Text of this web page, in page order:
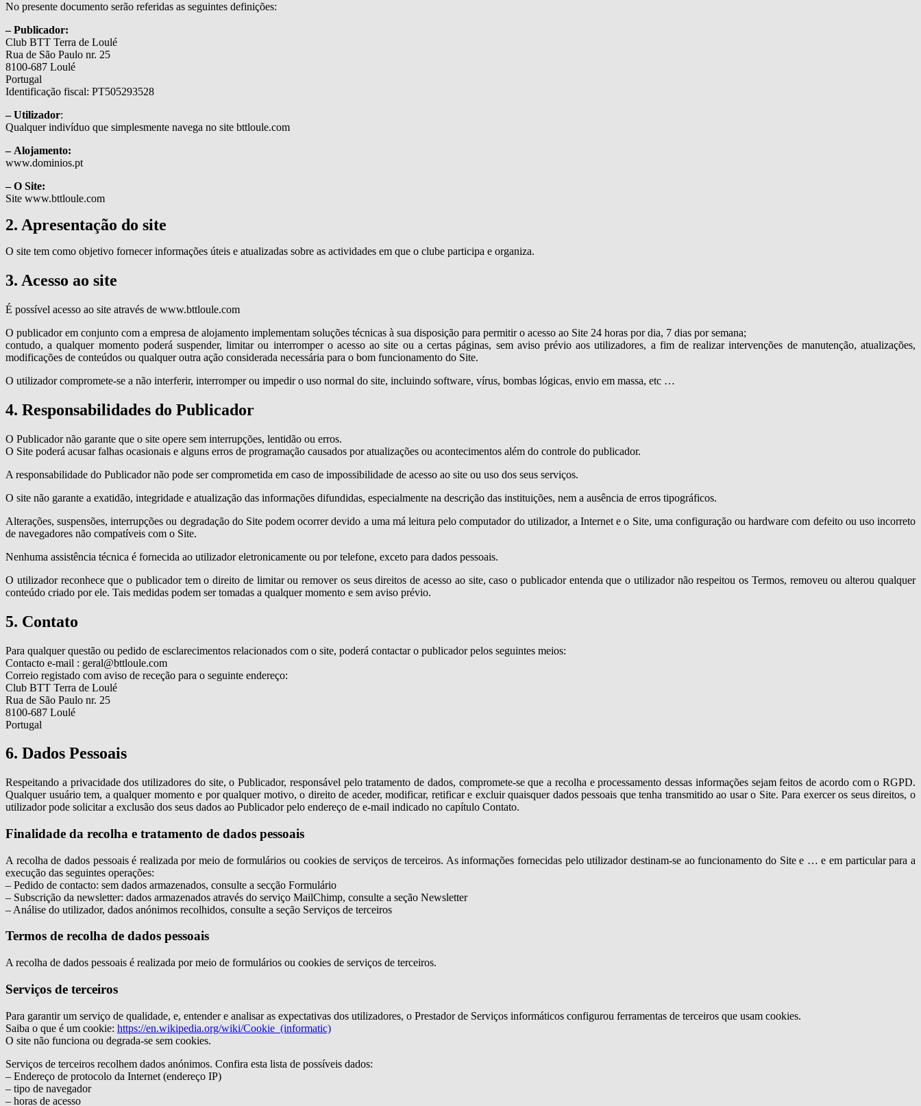
No presente documento serão referidas as seguintes definições:
– Publicador:
Club BTT Terra de Loulé
Rua de São Paulo nr. 25
8100-687 Loulé
Portugal
Identificação fiscal: PT505293528
– Utilizador:
Qualquer indivíduo que simplesmente navega no site bttloule.com
– Alojamento:
www.dominios.pt
– O Site:
Site www.bttloule.com
2. Apresentação do site
O site tem como objetivo fornecer informações úteis e atualizadas sobre as actividades em que o clube participa e organiza.
3. Acesso ao site
É possível acesso ao site através de www.bttloule.com
O publicador em conjunto com a empresa de alojamento implementam soluções técnicas à sua disposição para permitir o acesso ao Site 24 horas por dia, 7 dias por semana;
contudo, a qualquer momento poderá suspender, limitar ou interromper o acesso ao site ou a certas páginas, sem aviso prévio aos utilizadores, a fim de realizar intervenções de manutenção, atualizações,
modificações de conteúdos ou qualquer outra ação considerada necessária para o bom funcionamento do Site.
O utilizador compromete-se a não interferir, interromper ou impedir o uso normal do site, incluindo software, vírus, bombas lógicas, envio em massa, etc …
4. Responsabilidades do Publicador
O Publicador não garante que o site opere sem interrupções, lentidão ou erros.
O Site poderá acusar falhas ocasionais e alguns erros de programação causados por atualizações ou acontecimentos além do controle do publicador.
A responsabilidade do Publicador não pode ser comprometida em caso de impossibilidade de acesso ao site ou uso dos seus serviços.
O site não garante a exatidão, integridade e atualização das informações difundidas, especialmente na descrição das instituições, nem a ausência de erros tipográficos.
Alterações, suspensões, interrupções ou degradação do Site podem ocorrer devido a uma má leitura pelo computador do utilizador, a Internet e o Site, uma configuração ou hardware com defeito ou uso incorreto
de navegadores não compatíveis com o Site.
Nenhuma assistência técnica é fornecida ao utilizador eletronicamente ou por telefone, exceto para dados pessoais.
O utilizador reconhece que o publicador tem o direito de limitar ou remover os seus direitos de acesso ao site, caso o publicador entenda que o utilizador não respeitou os Termos, removeu ou alterou qualquer
conteúdo criado por ele. Tais medidas podem ser tomadas a qualquer momento e sem aviso prévio.
5. Contato
Para qualquer questão ou pedido de esclarecimentos relacionados com o site, poderá contactar o publicador pelos seguintes meios:
Contacto e-mail : geral@bttloule.com
Correio registado com aviso de receção para o seguinte endereço:
Club BTT Terra de Loulé
Rua de São Paulo nr. 25
8100-687 Loulé
Portugal
6. Dados Pessoais
Respeitando a privacidade dos utilizadores do site, o Publicador, responsável pelo tratamento de dados, compromete-se que a recolha e processamento dessas informações sejam feitos de acordo com o RGPD.
Qualquer usuário tem, a qualquer momento e por qualquer motivo, o direito de aceder, modificar, retificar e excluir quaisquer dados pessoais que tenha transmitido ao usar o Site. Para exercer os seus direitos, o
utilizador pode solicitar a exclusão dos seus dados ao Publicador pelo endereço de e-mail indicado no capítulo Contato.
Finalidade da recolha e tratamento de dados pessoais
A recolha de dados pessoais é realizada por meio de formulários ou cookies de serviços de terceiros. As informações fornecidas pelo utilizador destinam-se ao funcionamento do Site e … e em particular para a
execução das seguintes operações:
– Pedido de contacto: sem dados armazenados, consulte a secção Formulário
– Subscrição da newsletter: dados armazenados através do serviço MailChimp, consulte a seção Newsletter
– Análise do utilizador, dados anónimos recolhidos, consulte a seção Serviços de terceiros
Termos de recolha de dados pessoais
A recolha de dados pessoais é realizada por meio de formulários ou cookies de serviços de terceiros.
Serviços de terceiros
Para garantir um serviço de qualidade, e, entender e analisar as expectativas dos utilizadores, o Prestador de Serviços informáticos configurou ferramentas de terceiros que usam cookies.
Saiba o que é um cookie: https://en.wikipedia.org/wiki/Cookie_(informatic)
O site não funciona ou degrada-se sem cookies.
Serviços de terceiros recolhem dados anónimos. Confira esta lista de possíveis dados:
– Endereço de protocolo da Internet (endereço IP)
– tipo de navegador
– horas de acesso